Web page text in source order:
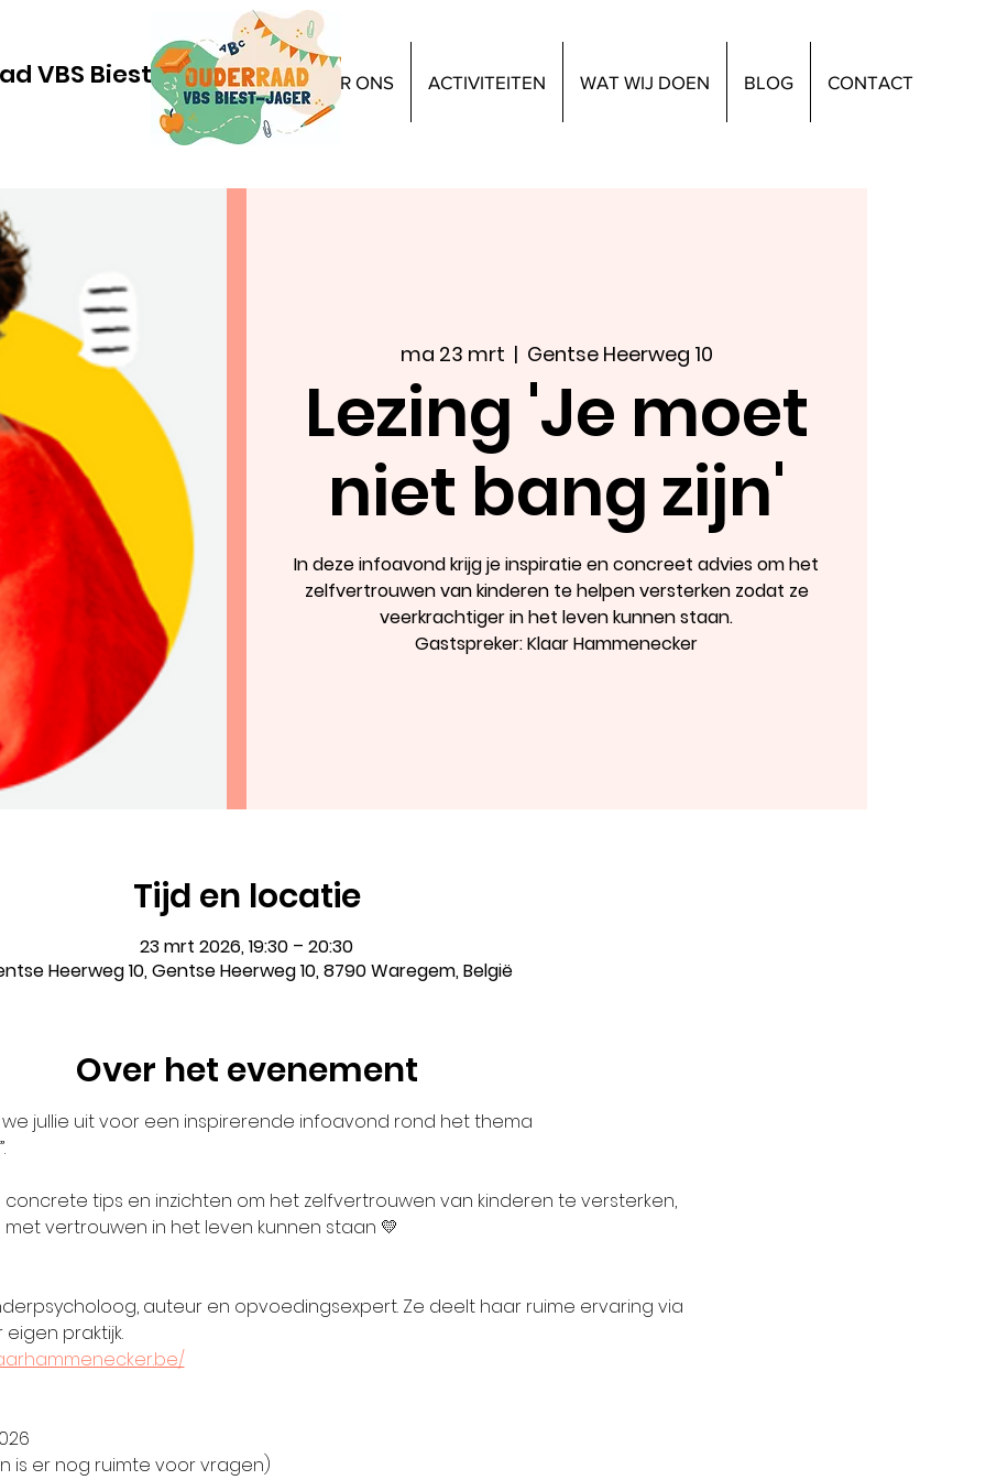
VBS Biest-JagerHOME OVER ONS ACTIVITEITEN WAT WIJ DOEN BLOG CONTACT
ma 23 mrt
  |
Gentse Heerweg 10
Lezing 'Je moet
niet bang zijn'
In deze infoavond krijg je inspiratie en concreet advies om het
zelfvertrouwen van kinderen te helpen versterken zodat ze
veerkrachtiger in het leven kunnen staan.
Gastspreker: Klaar Hammenecker
Tijd en locatie
23 mrt 2026, 19:30 – 20:30
Heerweg 10, Gentse Heerweg 10, 8790 Waregem, België
Over het evenement
jullie uit voor een inspirerende infoavond rond het thema
concrete tips en inzichten om het zelfvertrouwen van kinderen te versterken,
vertrouwen in het leven kunnen staan 💛
auteur en opvoedingsexpert. Ze deelt haar ruime ervaring via
praktijk.
is er nog ruimte voor vragen)